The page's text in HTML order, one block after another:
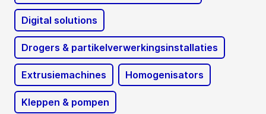
Digital solutions
Drogers & partikelverwerkingsinstallaties
Extrusiemachines Homogenisators
Kleppen & pompen